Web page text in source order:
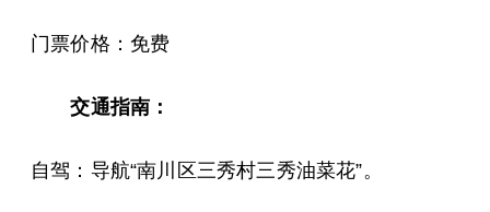
门票价格：免费
交通指南：
自驾：导航“南川区三秀村三秀油菜花”。